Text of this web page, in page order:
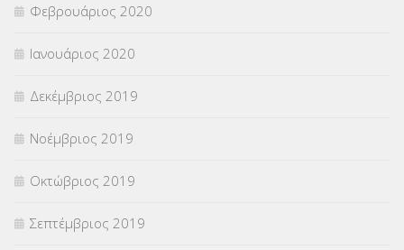
Φεβρουάριος 2020
Ιανουάριος 2020
Δεκέμβριος 2019
Νοέμβριος 2019
Οκτώβριος 2019
Σεπτέμβριος 2019